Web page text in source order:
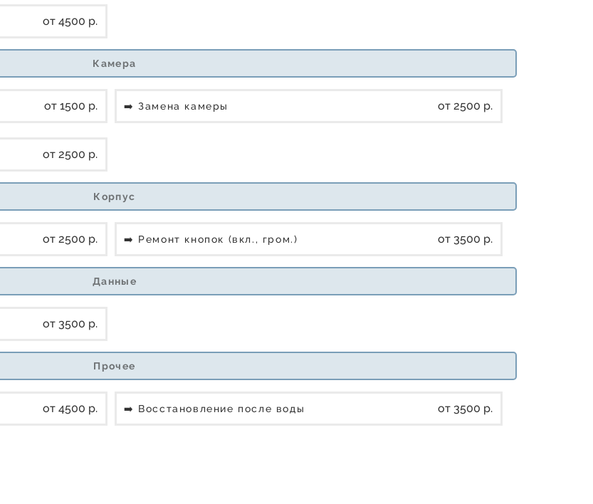
от 4500 р.
Камера
от 1500 р. ➡️ Замена камеры от 2500 р.
от 2500 р.
Корпус
от 2500 р. ➡️ Ремонт кнопок (вкл., гром.) от 3500 р.
Данные
от 3500 р.
Прочее
от 4500 р. ➡️ Восстановление после воды от 3500 р.